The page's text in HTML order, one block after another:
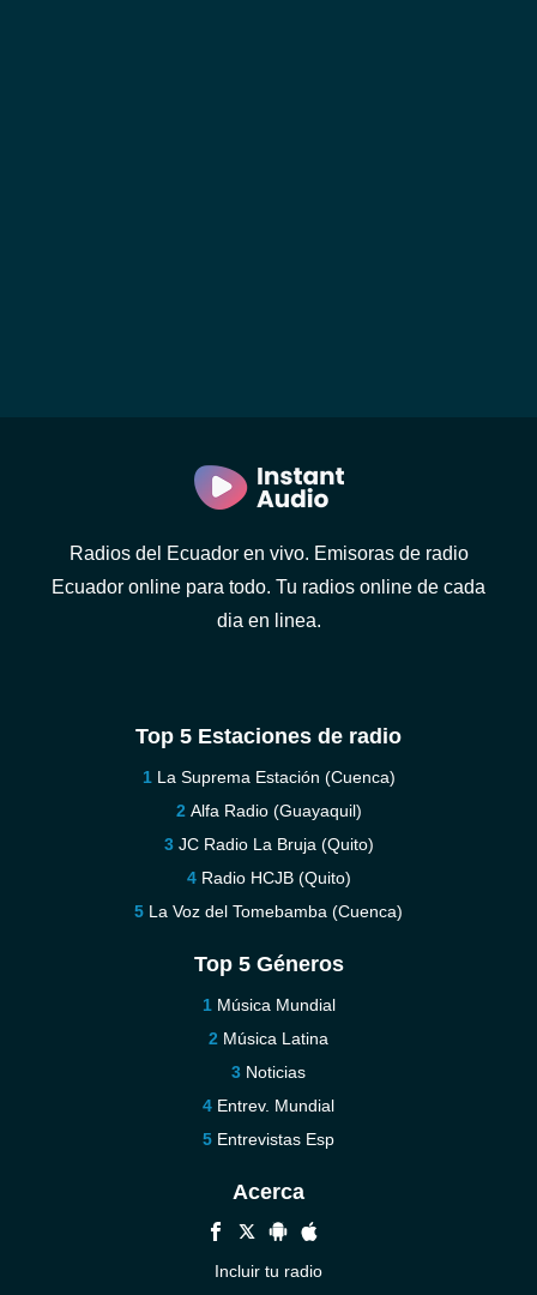
Radios del Ecuador en vivo. Emisoras de radio
Ecuador online para todo. Tu radios online de cada
dia en linea.
Top 5 Estaciones de radio
La Suprema Estación (Cuenca)
Alfa Radio (Guayaquil)
JC Radio La Bruja (Quito)
Radio HCJB (Quito)
La Voz del Tomebamba (Cuenca)
Top 5 Géneros
Música Mundial
Música Latina
Noticias
Entrev. Mundial
Entrevistas Esp
Acerca
Incluir tu radio